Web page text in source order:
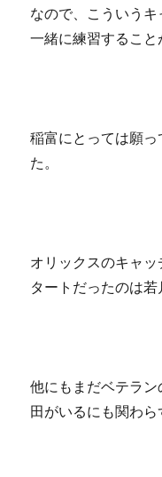
なので、こういう
一緒に練習すること
稲富にとっては願
た。
オリックスのキャ
タートだったのは若
他にもまだベテラ
田がいるにも関わら